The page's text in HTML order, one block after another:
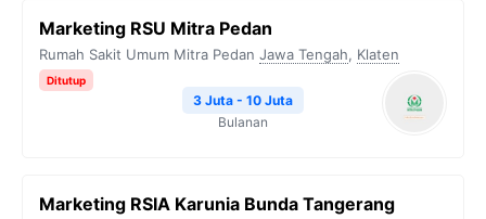
Marketing RSU Mitra Pedan
Rumah Sakit Umum Mitra Pedan Jawa Tengah, Klaten
Ditutup
3 Juta - 10 Juta
Bulanan
Marketing RSIA Karunia Bunda Tangerang